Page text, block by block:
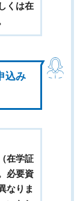
くは在
込み
在学証
必要資
なりま